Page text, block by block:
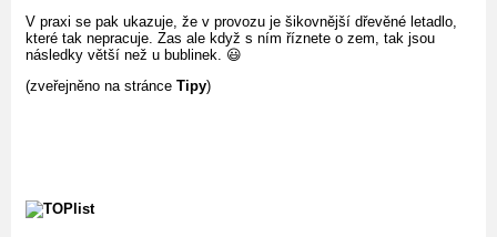
V praxi se pak ukazuje, že v provozu je šikovnější dřevěné letadlo,
které tak nepracuje. Zas ale když s ním říznete o zem, tak jsou
následky větší než u bublinek. 😃
(zveřejněno na stránce Tipy)